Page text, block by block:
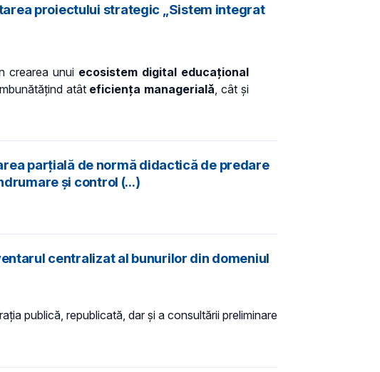
proiectului strategic „Sistem integrat
crearea unui ecosistem digital educațional
atât eficiența managerială , cât și
parțială de normă didactică de predare
și control (...)
centralizat al bunurilor din domeniul
publică, republicată, dar și a consultării preliminare